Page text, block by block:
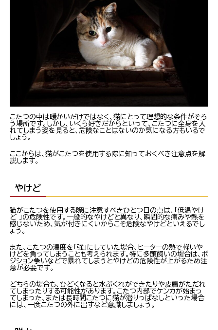
こたつの中は暖かいだけではなく、猫にとって理想的な条件がそろ
う場所です。しかし、いくら好きだからといって、こたつに全身を入
れてしまう姿を見ると、危険なことはないのか気になる方もいるで
しょう。
ここからは、猫がこたつを使用する際に知っておくべき注意点を解
説します。
やけど
猫がこたつを使用する際に注意すべきひとつ目の点は、「低温やけ
ど 」の危険性です。一般的なやけどと異なり、瞬間的な痛みや熱を
感じないため、気が付きにくいからこそ危険なやけどといえるでし
ょう。
また、こたつの温度を「強」にしていた場合、ヒーターの熱で軽いや
けどを負ってしまうことも考えられます。特に多頭飼いの場合は、ポ
ジション争いなどで暴れてしまうとやけどの危険性が上がるため注
意が必要です。
どちらの場合も、ひどくなると水ぶくれができたりや皮膚がただれ
てしまったりする可能性があります。こたつ内部でケンカが始まっ
てしまった、または長時間こたつに猫が潜りっぱなしといった場合
には、一度こたつの外に出すなど意識しましょう。